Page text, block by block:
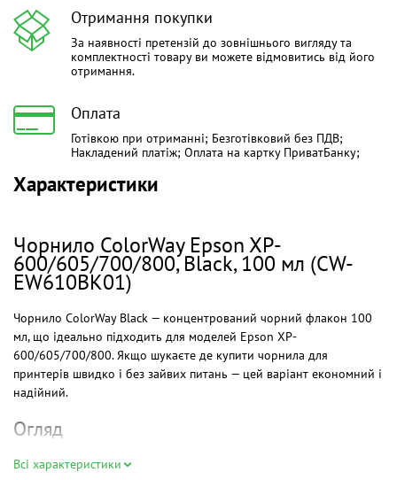
Отримання покупки
За наявності претензій до зовнішнього вигляду та
комплектності товару ви можете відмовитись від його
отримання.
Оплата
Готівкою при отриманні; Безготівковий без ПДВ;
Накладений платіж; Оплата на картку ПриватБанку;
Характеристики
Чорнило ColorWay Epson XP-
600/605/700/800, Black, 100 мл (CW-
EW610BK01)
Чорнило ColorWay Black — концентрований чорний флакон 100
мл, що ідеально підходить для моделей Epson XP-
600/605/700/800. Якщо шукаєте де купити чорнила для
принтерів швидко і без зайвих питань — цей варіант економний і
надійний.
Огляд
Це пігментні чорнила на масляній основі, розроблені для чіткого
тексту і стійких відбитків. Чорнила для принтера epson в цій серії
Всі характеристики